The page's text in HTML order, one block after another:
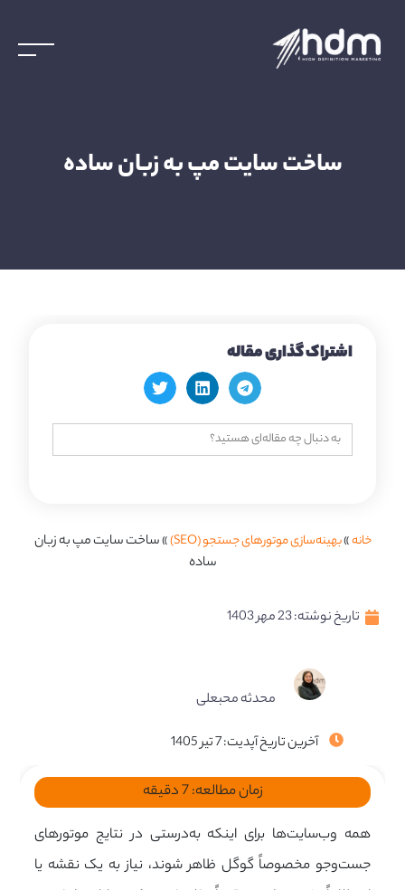
ساخت سایت مپ به زبان ساده
اشتراک گذاری مقاله
جستجو
برای:
خانه»بهینه‌سازی موتورهای جستجو (SEO) »ساخت سایت مپ به زبان
ساده
تاریخ نوشته:23 مهر 1403
محدثه محبعلی
آخرین تاریخ آپدیت: 7 تیر 1405
زمان مطالعه:7دقیقه
همه وب‌سایت‌ها برای اینکه به‌درستی در نتایج موتورهای
جست‌وجو مخصوصاً گوگل ظاهر شوند، نیاز به یک نقشه یا